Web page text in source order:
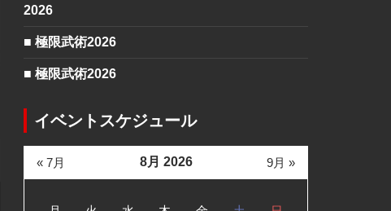
2026
■ 極限武術2026
■ 極限武術2026
イベントスケジュール
8月 2026
« 7月 9月 »